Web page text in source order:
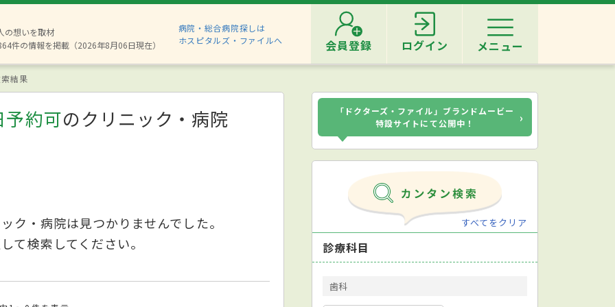
の想いを取材
件の情報を掲載（2026年8月06日現在）
病院・総合病院探しは
ホスピタルズ・ファイルへ
会員登録 ログイン メニュー
結果
約可のクリニック・病院
ク・病院は見つかりませんでした。
て検索してください。
「ドクターズ・ファイル」ブランドムービー
特設サイトにて公開中！
›
すべてをクリア
診療科目
歯科